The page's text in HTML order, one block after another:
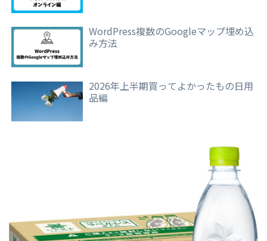
WordPress複数のGoogleマップ埋め込
み方法
2026年上半期買ってよかったもの日用
品編